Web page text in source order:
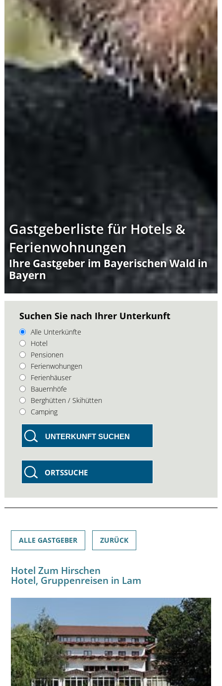
Gastgeberliste für Hotels &
Ferienwohnungen
Ihre Gastgeber im Bayerischen Wald in
Bayern
Suchen Sie nach Ihrer Unterkunft
Alle Unterkünfte
Hotel
Pensionen
Ferienwohungen
Ferienhäuser
Bauernhöfe
Berghütten / Skihütten
Camping
UNTERKUNFT SUCHEN
ORTSSUCHE
ALLE GASTGEBER ZURÜCK
Hotel Zum Hirschen
Hotel, Gruppenreisen in Lam